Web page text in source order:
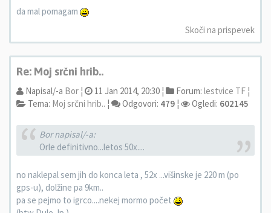
da mal pomagam
Skoči na prispevek
Re: Moj srčni hrib..
Napisal/-a Bor ¦ 11 Jan 2014, 20:30 ¦ Forum: lestvice TF ¦
Tema: Moj srčni hrib.. ¦ Odgovori: 479 ¦ Ogledi: 602145
Bor napisal/-a:
Orle definitivno...letos 50x....
no naklepal sem jih do konca leta , 52x ...višinske je 220 m (po
gps-u), dolžine pa 9km..
pa se pejmo to igrco....nekej mormo počet